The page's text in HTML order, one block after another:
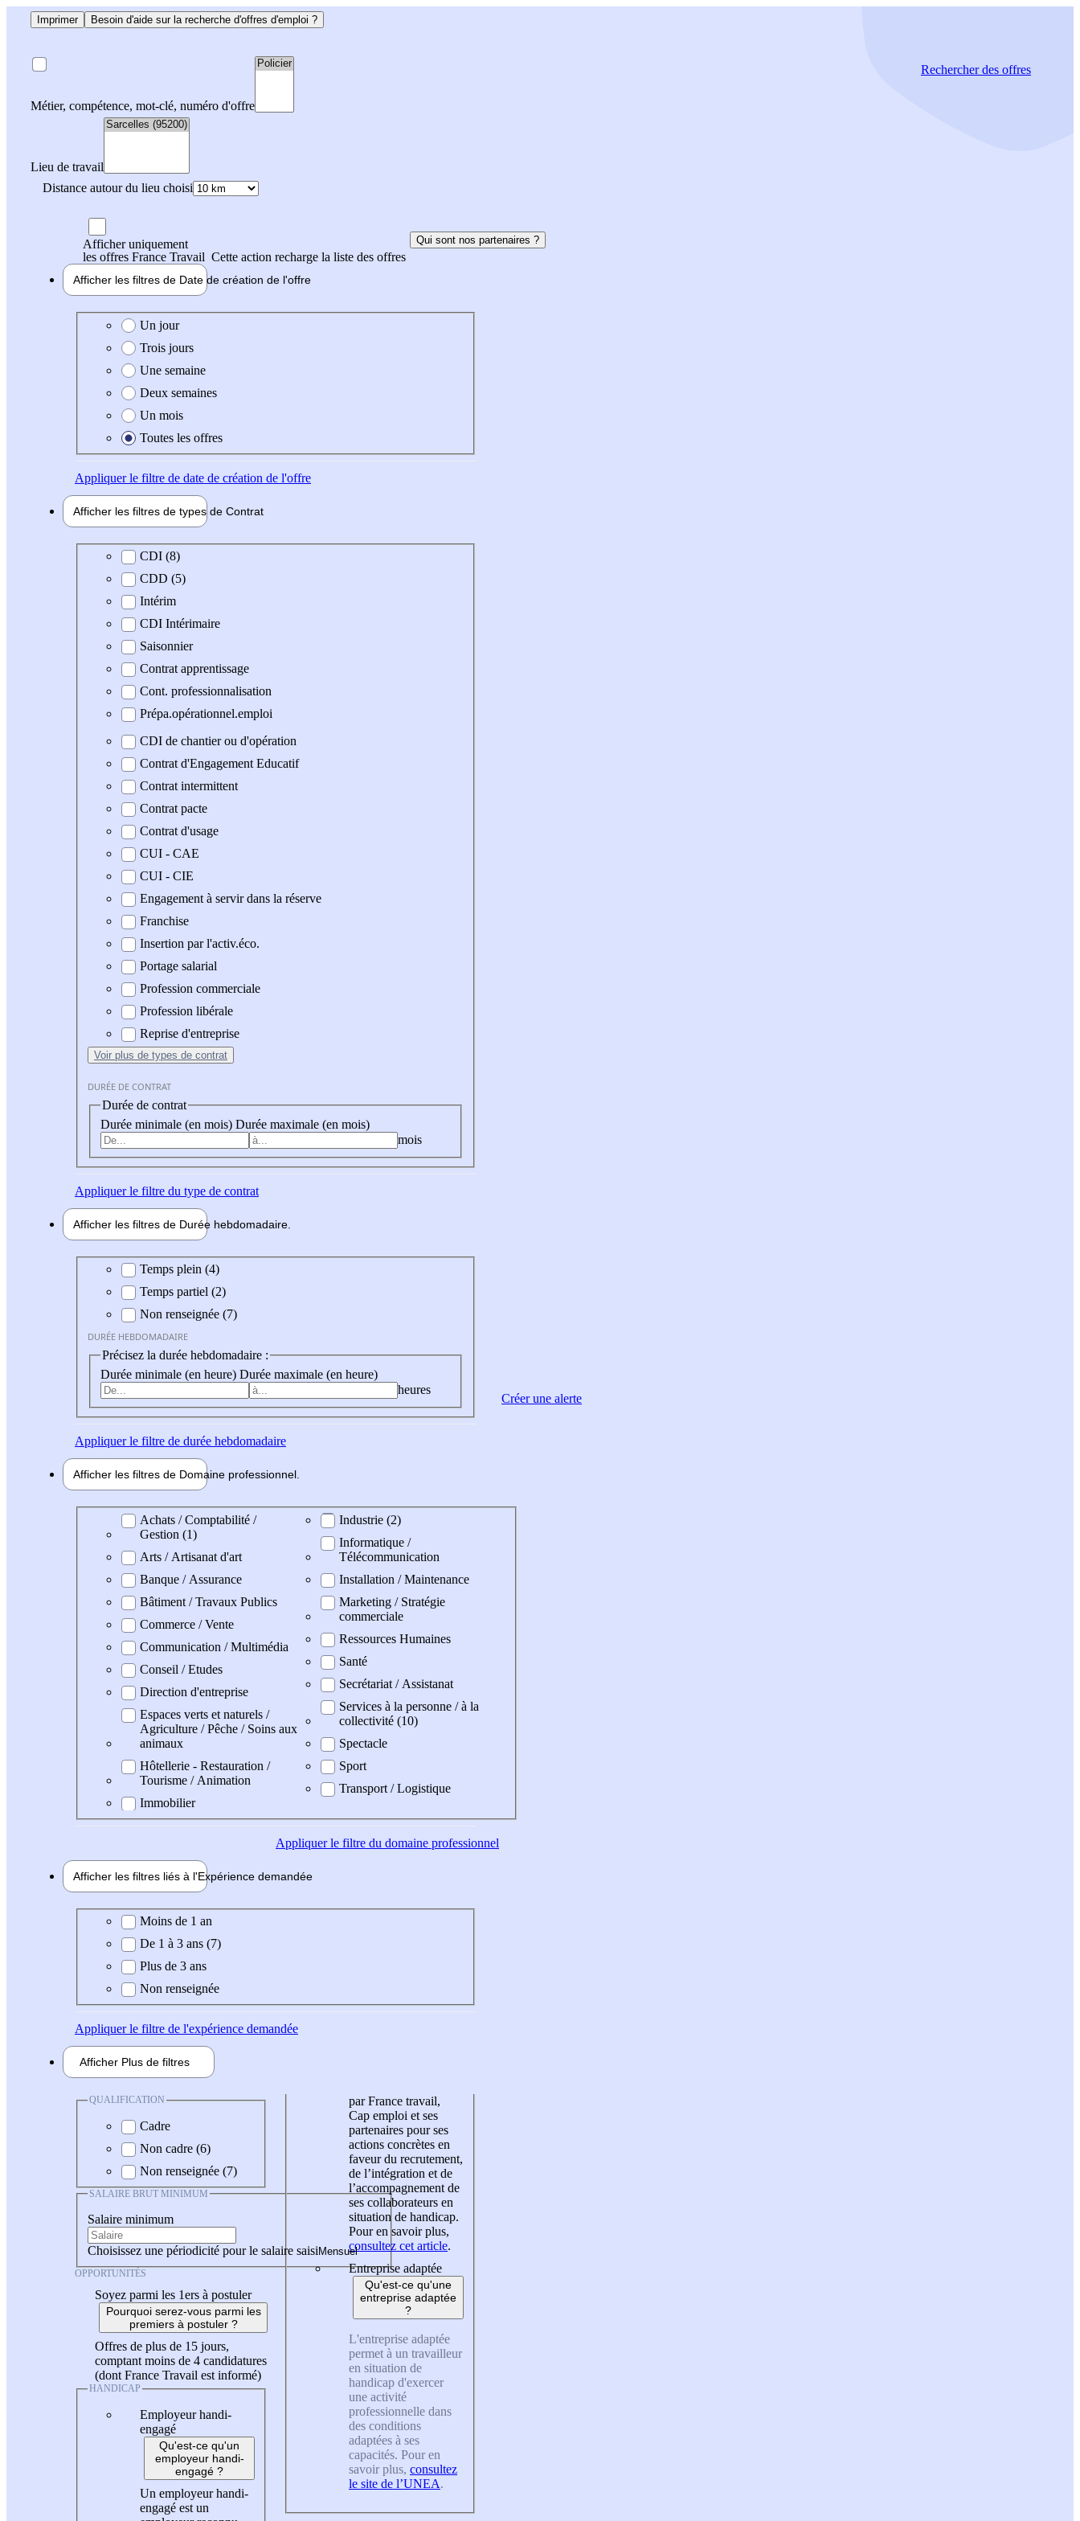
Imprimer Besoin d'aide sur la recherche d'offres d'emploi ?
Métier, compétence, mot-clé, numéro d'offre
Lieu de travail
Distance autour du lieu choisi
Rechercherdes offres
Afficher uniquement
les offres France Travail Cette action recharge la liste des offres
Qui sont nos partenaires ?
Afficher les filtres de Date de création de l'offre
Date de création de l'offre
Un jour
Trois jours
Une semaine
Deux semaines
Un mois
Toutes les offres
Appliquerle filtre de date de création de l'offre
Afficher les filtres de types de Contrat
Type de contrat
CDI (8)
CDD (5)
Intérim
CDI Intérimaire
Saisonnier
Contrat apprentissage
Cont. professionnalisation
Prépa.opérationnel.emploi
CDI de chantier ou d'opération
Contrat d'Engagement Educatif
Contrat intermittent
Contrat pacte
Contrat d'usage
CUI - CAE
CUI - CIE
Engagement à servir dans la réserve
Franchise
Insertion par l'activ.éco.
Portage salarial
Profession commerciale
Profession libérale
Reprise d'entreprise
Voir plus de types de contrat
DURÉE DE CONTRAT
Durée de contrat
Durée minimale (en mois) Durée maximale (en mois)
mois
Appliquerle filtre du type de contrat
Afficher les filtres de Durée hebdomadaire
Durée hebdomadaire
Temps plein (4)
Temps partiel (2)
Non renseignée (7)
DURÉE HEBDOMADAIRE
Précisez la durée hebdomadaire :
Durée minimale (en heure) Durée maximale (en heure)
heures
Appliquerle filtre de durée hebdomadaire
Afficher les filtres de Domaine professionnel
Domaine professionel
Achats / Comptabilité /
Gestion (1)
Arts / Artisanat d'art
Banque / Assurance
Bâtiment / Travaux Publics
Commerce / Vente
Communication / Multimédia
Conseil / Etudes
Direction d'entreprise
Espaces verts et naturels /
Agriculture / Pêche / Soins aux
animaux
Hôtellerie - Restauration /
Tourisme / Animation
Immobilier
Industrie (2)
Informatique /
Télécommunication
Installation / Maintenance
Marketing / Stratégie
commerciale
Ressources Humaines
Santé
Secrétariat / Assistanat
Services à la personne / à la
collectivité (10)
Spectacle
Sport
Transport / Logistique
Appliquerle filtre du domaine professionnel
Afficher les filtres liés à l'Expérience demandée
Expérience demandée
Moins de 1 an
De 1 à 3 ans (7)
Plus de 3 ans
Non renseignée
Appliquerle filtre de l'expérience demandée
Afficher Plus de filtres
QUALIFICATION
Cadre
Non cadre (6)
Non renseignée (7)
SALAIRE BRUT MINIMUM
Salaire minimum
Choisissez une périodicité pour le salaire saisi
OPPORTUNITÉS
Soyez parmi les 1ers à postuler
Pourquoi serez-vous parmi les
premiers à postuler ?
Offres de plus de 15 jours,
comptant moins de 4 candidatures
(dont France Travail est informé)
HANDICAP
Employeur handi-
engagé
Qu'est-ce qu'un
employeur handi-
engagé ?
Un employeur handi-
engagé est un
par France travail,
Cap emploi et ses
partenaires pour ses
actions concrètes en
faveur du recrutement,
de l’intégration et de
l’accompagnement de
ses collaborateurs en
situation de handicap.
Pour en savoir plus,
consultez cet article.
Entreprise adaptée
Qu'est-ce qu'une
entreprise adaptée
?
L'entreprise adaptée
permet à un travailleur
en situation de
handicap d'exercer
une activité
professionnelle dans
des conditions
adaptées à ses
capacités. Pour en
savoir plus, consultez
le site de l’UNEA.
Créer une alerte